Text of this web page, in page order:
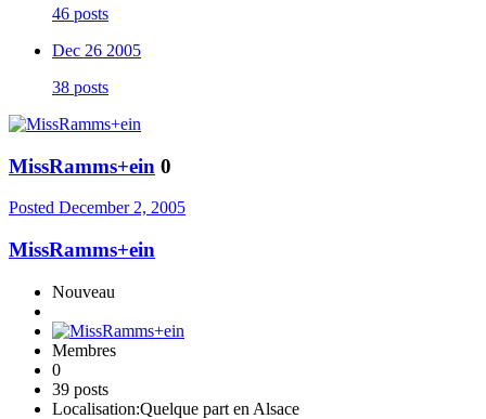
46 posts
Dec 26 2005
38 posts
MissRamms+ein 0
Posted December 2, 2005
MissRamms+ein
Nouveau
Membres
0
39 posts
Localisation:Quelque part en Alsace